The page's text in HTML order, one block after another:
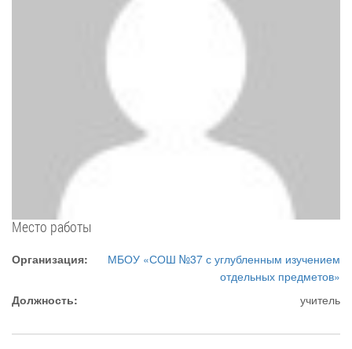
Место работы
Организация:
МБОУ «СОШ №37 с углубленным изучением
отдельных предметов»
Должность:
учитель